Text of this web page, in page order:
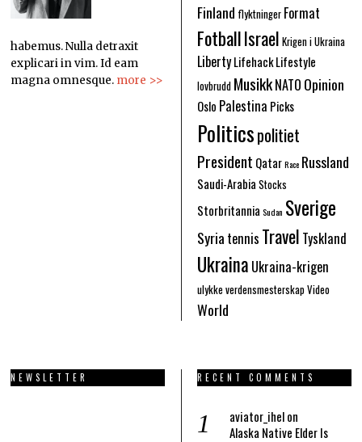
habemus. Nulla detraxit
explicari in vim. Id eam
magna omnesque. more >>
Finland flyktninger Format
FotballIsrael Krigen i Ukraina
LibertyLifehackLifestyle
lovbrudd MusikkNATO Opinion
Oslo Palestina Picks
Politicspolitiet
President QatarRace Russland
Saudi-Arabia Stocks
Storbritannia Sudan Sverige
Syria tennis Travel Tyskland
Ukraina Ukraina-krigen
ulykke verdensmesterskapVideo
World
NEWSLETTER RECENT COMMENTS
aviator_ihelon
Alaska Native Elder Is